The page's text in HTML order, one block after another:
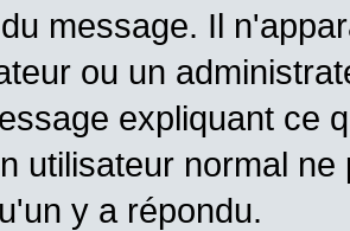
message. Il
ou un
expliquant ce
utilisateur normal
y a répondu.